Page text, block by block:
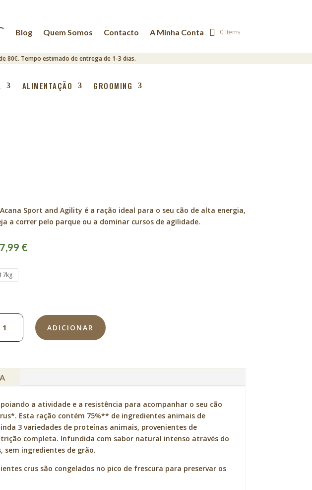
Blog Quem Somos Contacto A Minha Conta 0 Items
80€. Tempo estimado de entrega de 1-3 dias.
ALIMENTAÇÃO GROOMING
Sport and Agility é a ração ideal para o seu cão de alta energia,
a correr pelo parque ou a dominar cursos de agilidade.
€
17kg
ADICIONAR
a atividade e a resistência para acompanhar o seu cão
Esta ração contém 75%** de ingredientes animais de
3 variedades de proteínas animais, provenientes de
completa. Infundida com sabor natural intenso através do
sem ingredientes de grão.
crus são congelados no pico de frescura para preservar os